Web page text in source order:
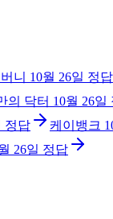
니 10월 26일 정답
의 닥터 10월 26일
정답 케이뱅크
26일 정답